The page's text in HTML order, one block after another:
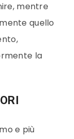
mentre
quello
la
e più